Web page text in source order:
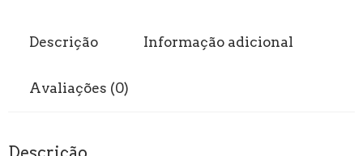
Descrição Informação adicional
Avaliações (0)